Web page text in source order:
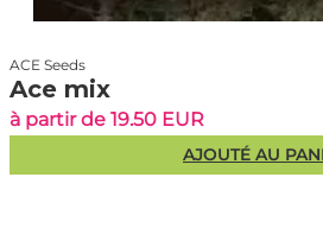
ACE Seeds
Ace mix
à partir de 19.50 EUR
AJOUTÉ AU